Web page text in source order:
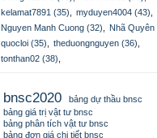
kelamat7891 (35)
myduyen4004 (43)
Nguyen Manh Cuong (32)
Nhã Quyên
quocloi (35)
theduongnguyen (36)
tonthan02 (38)
bnsc2020
bảng dự thầu bnsc
bảng giá trị vật tư bnsc
bảng phân tích vật tư bnsc
bảng đơn giá chi tiết bnsc